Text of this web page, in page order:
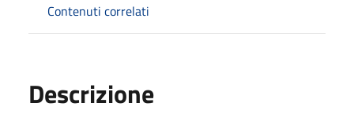
Contenuti correlati
Descrizione